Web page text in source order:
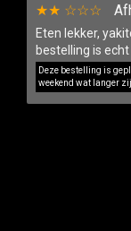
★★ ☆☆☆
Eten lekker,
bestelling is
Deze bestelling is
weekend wat langer